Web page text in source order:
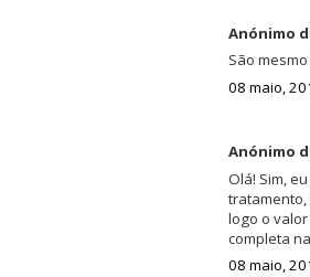
Anónimo
São
08 maio,
Anónimo
Olá! Sim,
logo o
completa
08 maio,